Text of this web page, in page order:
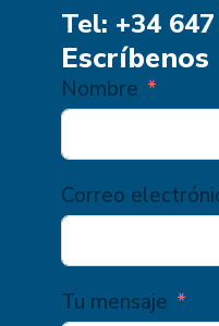
Tel: +34
Escríbenos
Nombre
Correo
Tu mensaje